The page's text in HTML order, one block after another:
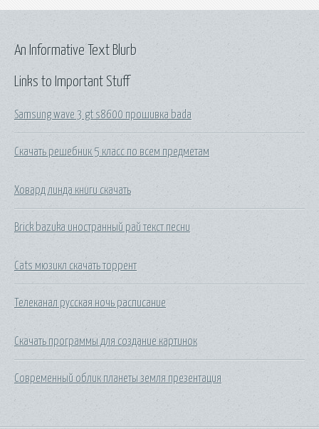
Links to Important Stuff
Samsung wave 3 gt s8600 прошивка bada
Скачать решебник 5 класс по всем предметам
Ховард линда книги скачать
Brick bazuka иностранный рай текст песни
Cats мюзикл скачать торрент
Телеканал русская ночь расписание
Скачать программы для создание картинок
Современный облик планеты земля презентация
An Informative Text Blurb